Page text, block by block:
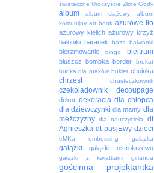
świąteczne Uroczyście Złote Gody
album album ciążowy
album
komunijny art book ażurowe tło
ażurowy kielich ażurowy krzyż
baloniki
baranek baza bałwanki
bierzmowanie bingo blejtram
bluszcz bombka border
brokat
budka dla ptaków bukiet choinka
chrzest chusteczkownik
czekoladownik decoupage
dekor dekoracja dla chłopca
dla dziewczynki dla mamy dla
mężczyzny dla nauczyciela
dt
Agnieszka dt pasjEwy dzieci
eMKa embossing gałązka
gałązki gałązki ostrokrzewu
gałązki z kwiatkami girlanda
gościnna projektantka